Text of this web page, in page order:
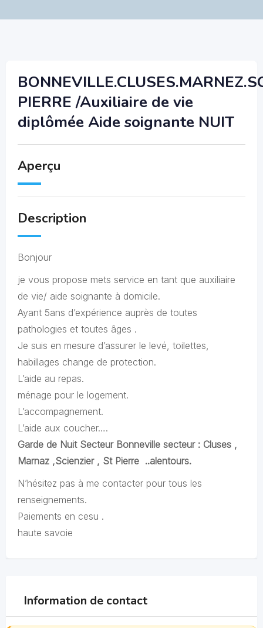
PIERRE /Auxiliaire de vie
diplômée Aide soignante NUIT
Aperçu
Description
Bonjour
je vous propose mets service en tant que auxiliaire
de vie/ aide soignante à domicile.
Ayant 5ans d’expérience auprès de toutes
pathologies et toutes âges .
Je suis en mesure d’assurer le levé, toilettes,
habillages change de protection.
L’aide au repas.
ménage pour le logement.
L’accompagnement.
L’aide aux coucher….
Garde de Nuit Secteur Bonneville secteur : Cluses ,
Marnaz ,Scienzier , St Pierre ..alentours.
N’hésitez pas à me contacter pour tous les
renseignements.
Paiements en cesu .
haute savoie
Information de contact